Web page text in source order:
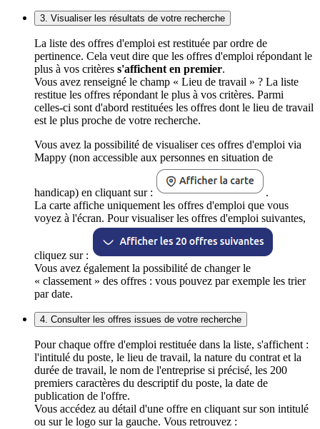
3. Visualiser les résultats de votre recherche
La liste des offres d'emploi est restituée par ordre de
pertinence. Cela veut dire que les offres d'emploi répondant le
plus à vos critères s'affichent en premier.
Vous avez renseigné le champ « Lieu de travail » ? La liste
restitue les offres répondant le plus à vos critères. Parmi
celles-ci sont d'abord restituées les offres dont le lieu de travail
est le plus proche de votre recherche.
Vous avez la possibilité de visualiser ces offres d'emploi via
Mappy (non accessible aux personnes en situation de
handicap) en cliquant sur :
.
La carte affiche uniquement les offres d'emploi que vous
voyez à l'écran. Pour visualiser les offres d'emploi suivantes,
cliquez sur :
Vous avez également la possibilité de changer le
« classement » des offres : vous pouvez par exemple les trier
par date.
4. Consulter les offres issues de votre recherche
Pour chaque offre d'emploi restituée dans la liste, s'affichent :
l'intitulé du poste, le lieu de travail, la nature du contrat et la
durée de travail, le nom de l'entreprise si précisé, les 200
premiers caractères du descriptif du poste, la date de
publication de l'offre.
Vous accédez au détail d'une offre en cliquant sur son intitulé
ou sur le logo sur la gauche. Vous retrouvez :